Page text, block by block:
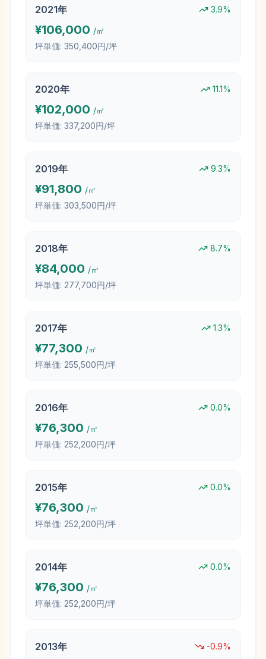
2021年 3.9%
¥106,000 /㎡
坪単価: 350,400円/坪
2020年 11.1%
¥102,000 /㎡
坪単価: 337,200円/坪
2019年 9.3%
¥91,800 /㎡
坪単価: 303,500円/坪
2018年 8.7%
¥84,000 /㎡
坪単価: 277,700円/坪
2017年 1.3%
¥77,300 /㎡
坪単価: 255,500円/坪
2016年 0.0%
¥76,300 /㎡
坪単価: 252,200円/坪
2015年 0.0%
¥76,300 /㎡
坪単価: 252,200円/坪
2014年 0.0%
¥76,300 /㎡
坪単価: 252,200円/坪
2013年 -0.9%